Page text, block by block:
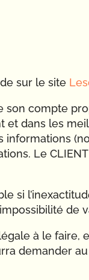
sur le site
son compte
dans les
Le
si
de
à le faire,
demander